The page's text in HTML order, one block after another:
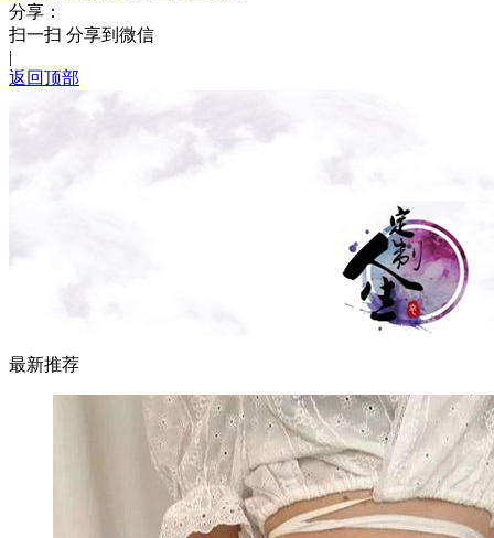
分享：
扫一扫 分享到微信
|
返回顶部
最新推荐